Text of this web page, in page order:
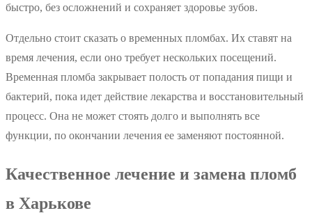
быстро, без осложнений и сохраняет здоровье зубов.
Отдельно стоит сказать о временных пломбах. Их ставят на
время лечения, если оно требует нескольких посещений.
Временная пломба закрывает полость от попадания пищи и
бактерий, пока идет действие лекарства и восстановительный
процесс. Она не может стоять долго и выполнять все
функции, по окончании лечения ее заменяют постоянной.
Качественное лечение и замена пломб
в Харькове